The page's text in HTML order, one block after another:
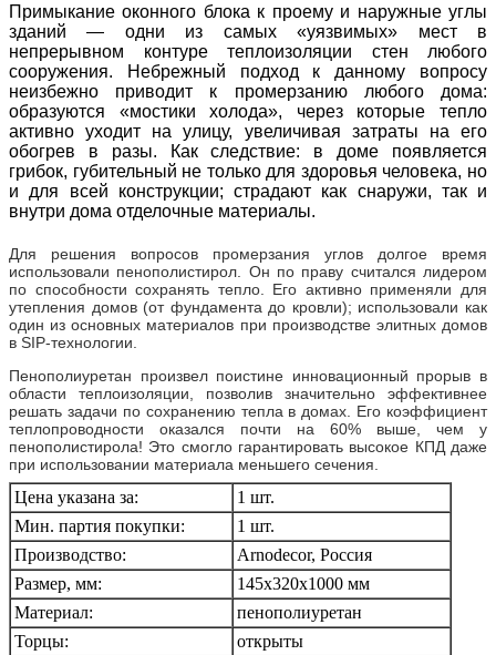
Примыкание оконного блока к проему и наружные углы
зданий — одни из самых «уязвимых» мест в
непрерывном контуре теплоизоляции стен любого
сооружения. Небрежный подход к данному вопросу
неизбежно приводит к промерзанию любого дома:
образуются «мостики холода», через которые тепло
активно уходит на улицу, увеличивая затраты на его
обогрев в разы. Как следствие: в доме появляется
грибок, губительный не только для здоровья человека, но
и для всей конструкции; страдают как снаружи, так и
внутри дома отделочные материалы.
Для решения вопросов промерзания углов долгое время
использовали пенополистирол. Он по праву считался лидером
по способности сохранять тепло. Его активно применяли для
утепления домов (от фундамента до кровли); использовали как
один из основных материалов при производстве элитных домов
в SIP-технологии.
Пенополиуретан произвел поистине инновационный прорыв в
области теплоизоляции, позволив значительно эффективнее
решать задачи по сохранению тепла в домах. Его коэффициент
теплопроводности оказался почти на 60% выше, чем у
пенополистирола! Это смогло гарантировать высокое КПД даже
при использовании материала меньшего сечения.
Цена указана за:
1 шт.
Мин. партия покупки:
1 шт.
Производство:
Arnodecor, Россия
Размер, мм:
145х320х1000 мм
Материал:
пенополиуретан
Торцы:
открыты